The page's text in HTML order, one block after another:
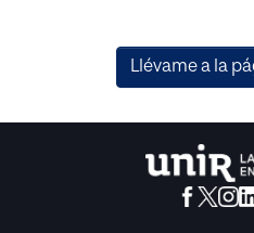
Llévame a la